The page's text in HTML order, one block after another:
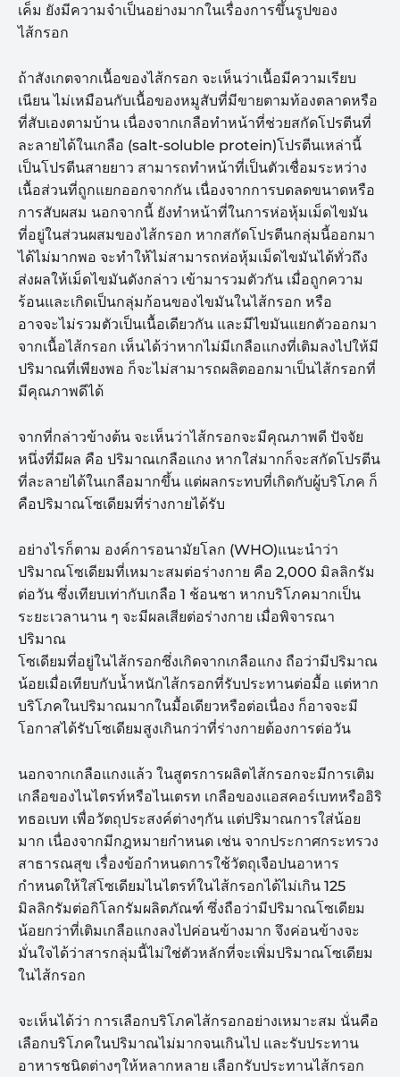
เค็ม ยังมีความจำเป็นอย่างมากในเรื่องการขึ้นรูปของ
ไส้กรอก
ถ้าสังเกตจากเนื้อของไส้กรอก จะเห็นว่าเนื้อมีความเรียบ
เนียน ไม่เหมือนกับเนื้อของหมูสับที่มีขายตามท้องตลาดหรือ
ที่สับเองตามบ้าน เนื่องจากเกลือทำหน้าที่ช่วยสกัดโปรตีนที่
ละลายได้ในเกลือ (salt-soluble protein)โปรตีนเหล่านี้
เป็นโปรตีนสายยาว สามารถทำหน้าที่เป็นตัวเชื่อมระหว่าง
เนื้อส่วนที่ถูกแยกออกจากกัน เนื่องจากการบดลดขนาดหรือ
การสับผสม นอกจากนี้ ยังทำหน้าที่ในการห่อหุ้มเม็ดไขมัน
ที่อยู่ในส่วนผสมของไส้กรอก หากสกัดโปรตีนกลุ่มนี้ออกมา
ได้ไม่มากพอ จะทำให้ไม่สามารถห่อหุ้มเม็ดไขมันได้ทั่วถึง
ส่งผลให้เม็ดไขมันดังกล่าว เข้ามารวมตัวกัน เมื่อถูกความ
ร้อนและเกิดเป็นกลุ่มก้อนของไขมันในไส้กรอก หรือ
อาจจะไม่รวมตัวเป็นเนื้อเดียวกัน และมีไขมันแยกตัวออกมา
จากเนื้อไส้กรอก เห็นได้ว่าหากไม่มีเกลือแกงที่เติมลงไปให้มี
ปริมาณที่เพียงพอ ก็จะไม่สามารถผลิตออกมาเป็นไส้กรอกที่
มีคุณภาพดีได้
จากที่กล่าวข้างต้น จะเห็นว่าไส้กรอกจะมีคุณภาพดี ปัจจัย
หนึ่งที่มีผล คือ ปริมาณเกลือแกง หากใส่มากก็จะสกัดโปรตีน
ที่ละลายได้ในเกลือมากขึ้น แต่ผลกระทบที่เกิดกับผู้บริโภค ก็
คือปริมาณโซเดียมที่ร่างกายได้รับ
อย่างไรก็ตาม องค์การอนามัยโลก (WHO)แนะนำว่า
ปริมาณโซเดียมที่เหมาะสมต่อร่างกาย คือ 2,000 มิลลิกรัม
ต่อวัน ซึ่งเทียบเท่ากับเกลือ 1 ช้อนชา หากบริโภคมากเป็น
ระยะเวลานาน ๆ จะมีผลเสียต่อร่างกาย เมื่อพิจารณา
ปริมาณ
โซเดียมที่อยู่ในไส้กรอกซึ่งเกิดจากเกลือแกง ถือว่ามีปริมาณ
น้อยเมื่อเทียบกับน้ำหนักไส้กรอกที่รับประทานต่อมื้อ แต่หาก
บริโภคในปริมาณมากในมื้อเดียวหรือต่อเนื่อง ก็อาจจะมี
โอกาสได้รับโซเดียมสูงเกินกว่าที่ร่างกายต้องการต่อวัน
นอกจากเกลือแกงแล้ว ในสูตรการผลิตไส้กรอกจะมีการเติม
เกลือของไนไตรท์หรือไนเตรท เกลือของแอสคอร์เบทหรืออิริ
ทธอเบท เพื่อวัตถุประสงค์ต่างๆกัน แต่ปริมาณการใส่น้อย
มาก เนื่องจากมีกฎหมายกำหนด เช่น จากประกาศกระทรวง
สาธารณสุข เรื่องข้อกำหนดการใช้วัตถุเจือปนอาหาร
กำหนดให้ใส่โซเดียมไนไตรท์ในไส้กรอกได้ไม่เกิน 125
มิลลิกรัมต่อกิโลกรัมผลิตภัณฑ์ ซึ่งถือว่ามีปริมาณโซเดียม
น้อยกว่าที่เติมเกลือแกงลงไปค่อนข้างมาก จึงค่อนข้างจะ
มั่นใจได้ว่าสารกลุ่มนี้ไม่ใช่ตัวหลักที่จะเพิ่มปริมาณโซเดียม
ในไส้กรอก
จะเห็นได้ว่า การเลือกบริโภคไส้กรอกอย่างเหมาะสม นั่นคือ
เลือกบริโภคในปริมาณไม่มากจนเกินไป และรับประทาน
อาหารชนิดต่างๆให้หลากหลาย เลือกรับประทานไส้กรอก